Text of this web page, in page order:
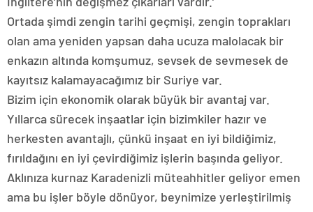
Ortada şimdi zengin tarihi geçmişi, zengin toprakları
olan ama yeniden yapsan daha ucuza malolacak bir
enkazın altında komşumuz, sevsek de sevmesek de
kayıtsız kalamayacağımız bir Suriye var.
Bizim için ekonomik olarak büyük bir avantaj var.
Yıllarca sürecek inşaatlar için bizimkiler hazır ve
herkesten avantajlı, çünkü inşaat en iyi bildiğimiz,
fırıldağını en iyi çevirdiğimiz işlerin başında geliyor.
Aklınıza kurnaz Karadenizli müteahhitler geliyor emen
ama bu işler böyle dönüyor, beynimize yerleştirilmiş